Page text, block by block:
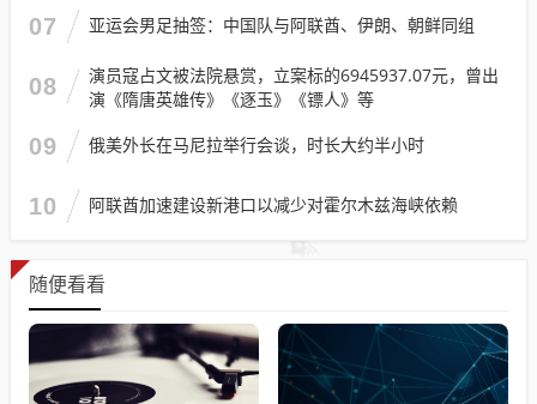
07 亚运会男足抽签：中国队与阿联酋、伊朗、朝鲜同组
08
演员寇占文被法院悬赏，立案标的6945937.07元，曾出
演《隋唐英雄传》《逐玉》《镖人》等
09 俄美外长在马尼拉举行会谈，时长大约半小时
10 阿联酋加速建设新港口以减少对霍尔木兹海峡依赖
随便看看